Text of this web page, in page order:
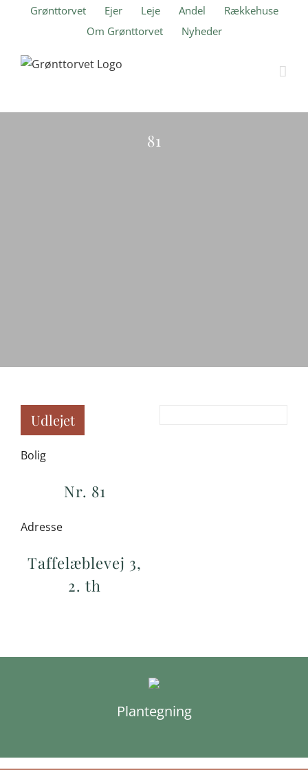
Grønttorvet Ejer Leje Andel
Rækkehuse
Om Grønttorvet
Nyheder
81
Udlejet
Bolig
Nr. 81
Adresse
Taffelæblevej 3,
2. th
Plantegning